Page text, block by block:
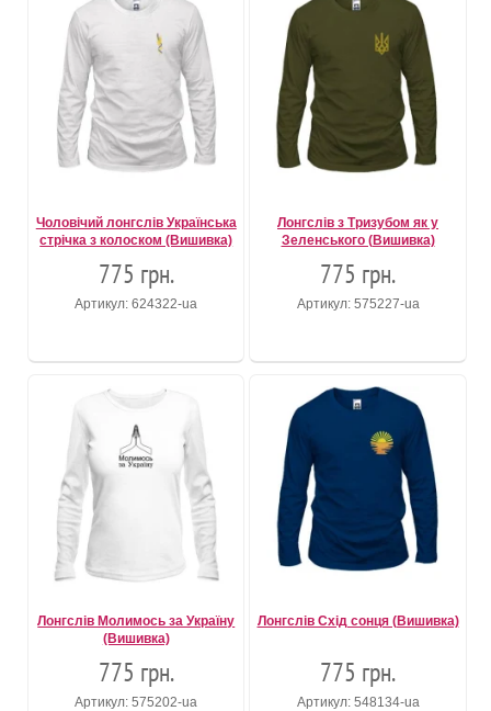
Чоловічий лонгслів Українська
стрічка з колоском (Вишивка)
775 грн.
Артикул: 624322-ua
Лонгслів з Тризубом як у
Зеленського (Вишивка)
775 грн.
Артикул: 575227-ua
Лонгслів Молимось за Україну
(Вишивка)
775 грн.
Артикул: 575202-ua
Лонгслів Схід сонця (Вишивка)
775 грн.
Артикул: 548134-ua